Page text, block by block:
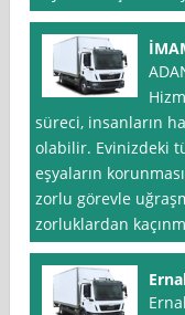
süreci, insanların
olabilir. Evinizdeki
eşyaların
zorlu görevle
zorluklardan